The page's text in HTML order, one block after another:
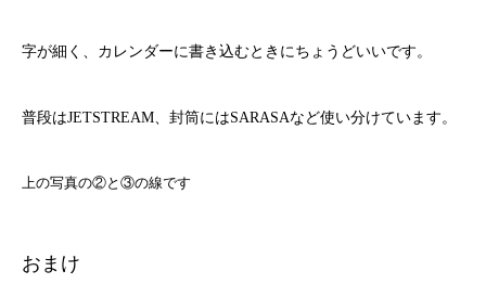
字が細く、カレンダーに書き込むときにちょうどいいです。
普段はJETSTREAM、封筒にはSARASAなど使い分けています。
上の写真の②と③の線です
おまけ